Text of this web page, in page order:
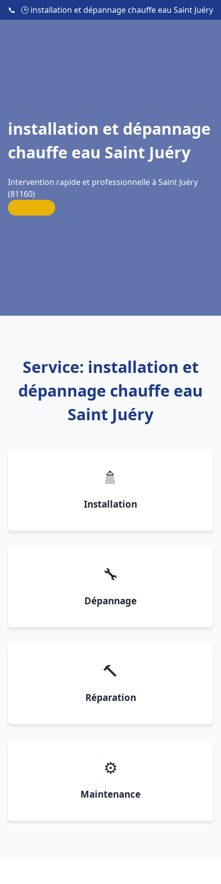
📞 🕒 installation et dépannage chauffe eau Saint Juéry
installation et dépannage
chauffe eau Saint Juéry
Intervention rapide et professionnelle à Saint Juéry
(81160)
Service: installation et
dépannage chauffe eau
Saint Juéry
🚿
Installation
🔧
Dépannage
🔨
Réparation
⚙️
Maintenance